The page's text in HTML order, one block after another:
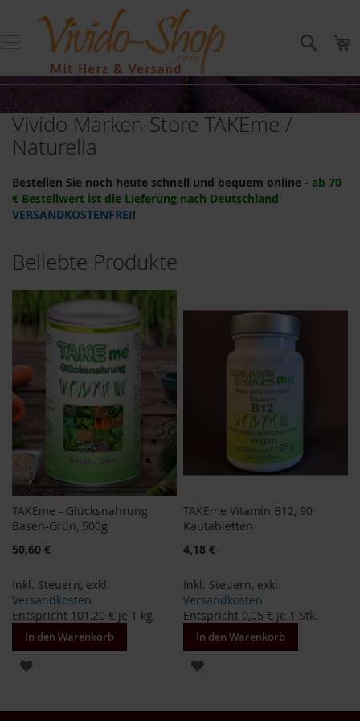
Inhalt
Suche
NATURELLA
B
l
i
b
e
r
o
d
u
e
TAKEme
Glücksnahrung
K
E
m
e
s
e
n
G
r
ü
T
A
K
m
Vivido Marken-Store TAKEme /
Naturella
Bestellen Sie noch heute schnell und bequem online - ab 70
€ Bestellwert ist die Lieferung nach Deutschland
VERSANDKOSTENFREI!
Beliebte Produkte
TAKEme - Glücksnahrung
Basen-Grün, 500g
50,60 €
Inkl. Steuern, exkl.
Versandkosten
Entspricht 101,20 € je 1 kg
In den Warenkorb
ZUR
TAKEme Vitamin B12, 90
Kautabletten
4,18 €
Inkl. Steuern, exkl.
Versandkosten
Entspricht 0,05 € je 1 Stk.
In den Warenkorb
ZUR